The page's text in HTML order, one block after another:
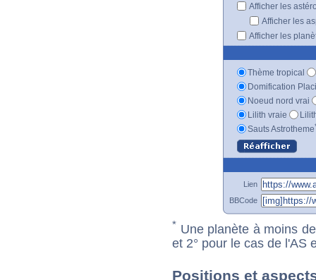
Afficher les
Afficher les
Afficher les
Thème tropical
Domification
Noeud nord vrai
Lilith vraie
Sauts Astrotheme
Lien
BBCode
* Une planète à moins
et 2° pour le cas de l'AS
Positions et